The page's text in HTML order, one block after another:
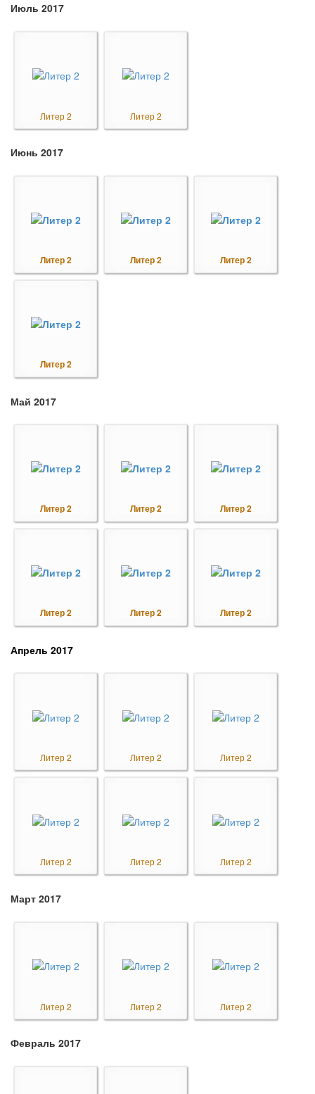
Июль 2017
Литер 2 Литер 2
Июнь 2017
Литер 2 Литер 2 Литер 2
Литер 2
Май 2017
Литер 2 Литер 2 Литер 2
Литер 2 Литер 2 Литер 2
Апрель 2017
Литер 2 Литер 2 Литер 2
Литер 2 Литер 2 Литер 2
Март 2017
Литер 2 Литер 2 Литер 2
Февраль 2017